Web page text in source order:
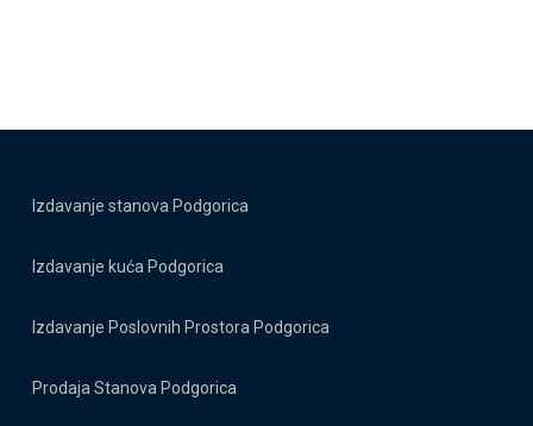
Izdavanje stanova Podgorica
Izdavanje kuća Podgorica
Izdavanje Poslovnih Prostora Podgorica
Prodaja Stanova Podgorica